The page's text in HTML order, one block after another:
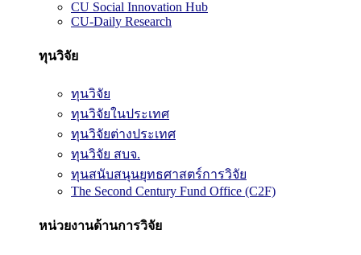
CU Social Innovation Hub
CU-Daily Research
ทุนวิจัย
ทุนวิจัย
ทุนวิจัยในประเทศ
ทุนวิจัยต่างประเทศ
ทุนวิจัย สบจ.
ทุนสนับสนุนยุทธศาสตร์การวิจัย
The Second Century Fund Office (C2F)
หน่วยงานด้านการวิจัย